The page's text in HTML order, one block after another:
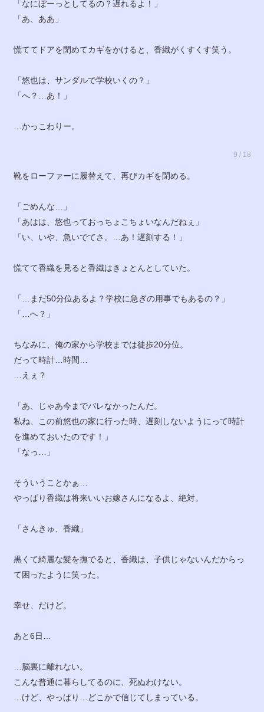
「なにぼーっとしてるの？遅れるよ！」
「あ、ああ」
慌ててドアを閉めてカギをかけると、香織がくすくす笑う。
「悠也は、サンダルで学校いくの？」
「へ？…あ！」
…かっこわりー。
9 / 18
靴をローファーに履替えて、再びカギを閉める。
「ごめんな…」
「あはは、悠也っておっちょこちょいなんだねぇ」
「い、いや、急いでてさ。…あ！遅刻する！」
慌てて香織を見ると香織はきょとんとしていた。
「…まだ50分位あるよ？学校に急ぎの用事でもあるの？」
「…へ？」
ちなみに、俺の家から学校までは徒歩20分位。
だって時計…時間…
…えぇ？
「あ、じゃあ今までバレなかったんだ。
私ね、この前悠也の家に行った時、遅刻しないようにって時計
を進めておいたのです！」
「なっ…」
そういうことかぁ…
やっぱり香織は将来いいお嫁さんになるよ、絶対。
「さんきゅ、香織」
黒くて綺麗な髪を撫でると、香織は、子供じゃないんだからっ
て困ったように笑った。
幸せ、だけど。
あと6日…
…脳裏に離れない。
こんな普通に暮らしてるのに、死ぬわけない。
…けど、やっぱり…どこかで信じてしまっている。